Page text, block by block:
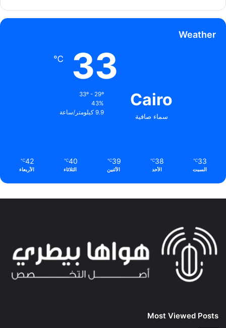
Weather
Cairo
سماء صافية
33
℃
43%
9.9 كيلومتر/ساعة
33
℃
السبت
38
℃
الأحد
39
℃
الأثنين
40
℃
الثلاثاء
42
℃
الأربعاء
Most Viewed Posts